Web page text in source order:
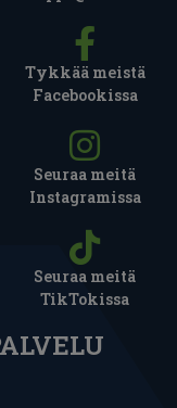
Tykkää meistä
Facebookissa
Seuraa meitä
Instagramissa
Seuraa meitä
TikTokissa